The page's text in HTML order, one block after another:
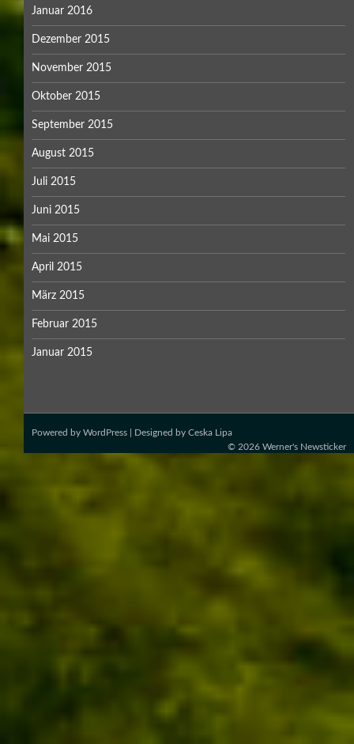
Januar 2016
Dezember 2015
November 2015
Oktober 2015
September 2015
August 2015
Juli 2015
Juni 2015
Mai 2015
April 2015
März 2015
Februar 2015
Januar 2015
Powered by WordPress | Designed by Ceska Lipa
© 2026 Werner's Newsticker